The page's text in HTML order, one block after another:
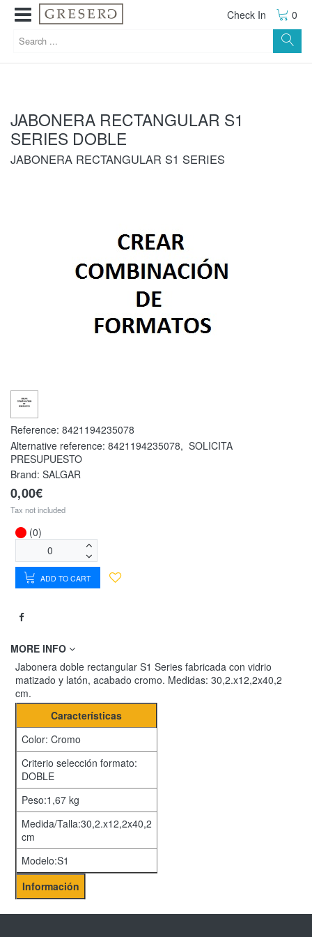
Check In 0
JABONERA RECTANGULAR S1
SERIES DOBLE
JABONERA RECTANGULAR S1 SERIES
Reference: 8421194235078
Alternative reference: 8421194235078, SOLICITA
PRESUPUESTO
Brand: SALGAR
0,00€
Tax not included
(0)
ADD TO CART
MORE INFO
Jabonera doble rectangular S1 Series fabricada con vidrio
matizado y latón, acabado cromo. Medidas: 30,2.x12,2x40,2
cm.
Características
Color: Cromo
Criterio selección formato:
DOBLE
Peso:1,67 kg
Medida/Talla:30,2.x12,2x40,2
cm
Modelo:S1
Información